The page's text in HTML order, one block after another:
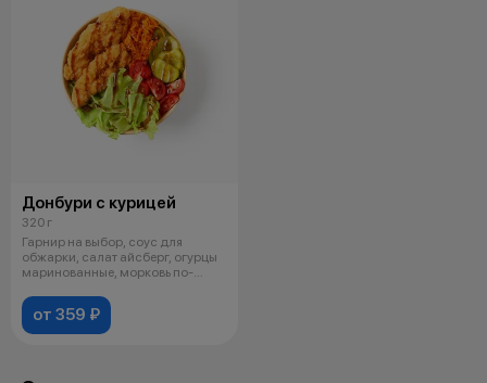
Донбури с курицей
320 г
Гарнир на выбор, соус для
обжарки, салат айсберг, огурцы
маринованные, морковь по-
от 359 ₽